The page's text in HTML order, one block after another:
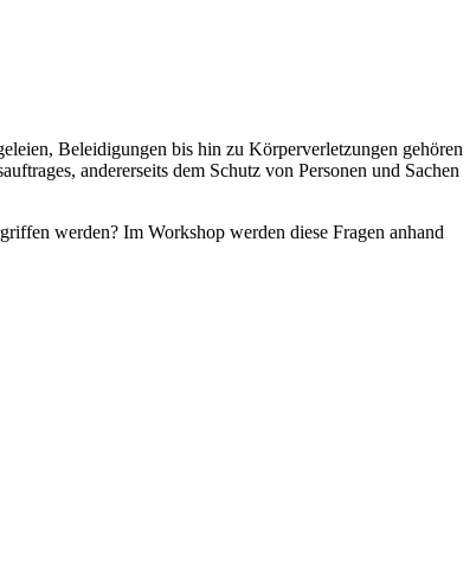
Beleidigungen bis hin zu Körperverletzungen gehören
andererseits dem Schutz von Personen und Sachen
werden? Im Workshop werden diese Fragen anhand